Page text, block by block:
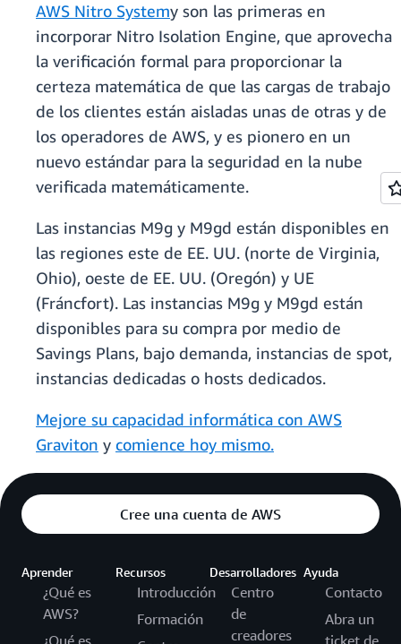
AWS Nitro Systemy son las primeras en
incorporar Nitro Isolation Engine, que aprovecha
la verificación formal para proporcionar la
certeza matemática de que las cargas de trabajo
de los clientes están aisladas unas de otras y de
los operadores de AWS, y es pionero en un
nuevo estándar para la seguridad en la nube
verificada matemáticamente.
Las instancias M9g y M9gd están disponibles en
las regiones este de EE. UU. (norte de Virginia,
Ohio), oeste de EE. UU. (Oregón) y UE
(Fráncfort). Las instancias M9g y M9gd están
disponibles para su compra por medio de
Savings Plans, bajo demanda, instancias de spot,
instancias dedicadas o hosts dedicados.
Mejore su capacidad informática con AWS
Graviton y comience hoy mismo.
Cree una cuenta de AWS
Aprender
¿Qué es
AWS?
Recursos
Introducción
Formación
Desarrolladores
Centro
de
creadores
Ayuda
Contacto
Abra un